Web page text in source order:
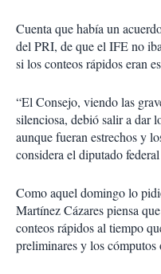
Cuenta que había un
del PRI, de que el IFE no
si los conteos rápidos eran
“El Consejo, viendo las
silenciosa, debió salir a dar
aunque fueran estrechos y
considera el diputado
Como aquel domingo lo
Martínez Cázares piensa
conteos rápidos al tiempo
preliminares y los cómputos